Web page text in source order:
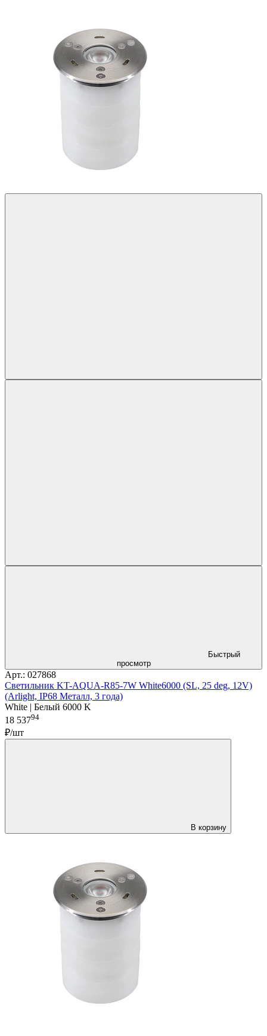
Быстрый
просмотр
Арт.: 027868
Светильник KT-AQUA-R85-7W White6000 (SL, 25 deg, 12V)
(Arlight, IP68 Металл, 3 года)
White | Белый 6000 K
18 53794
₽/шт
В корзину